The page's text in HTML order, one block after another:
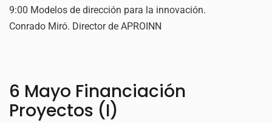
9:00 Modelos de dirección para la innovación.
Conrado Miró. Director de APROINN
6 Mayo Financiación
Proyectos (I)